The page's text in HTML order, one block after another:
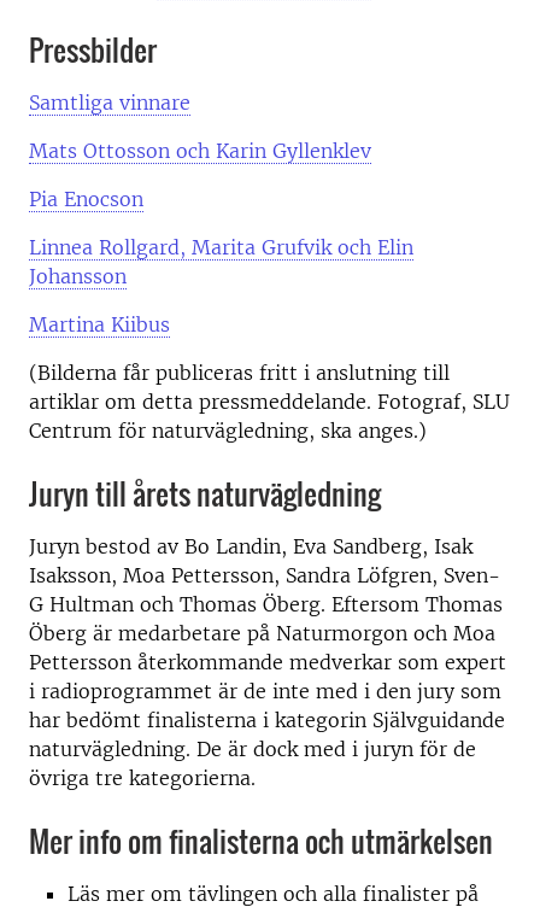
Pressbilder
Samtliga vinnare
Mats Ottosson och Karin Gyllenklev
Pia Enocson
Linnea Rollgard, Marita Grufvik och Elin
Johansson
Martina Kiibus
(Bilderna får publiceras fritt i anslutning till
artiklar om detta pressmeddelande. Fotograf, SLU
Centrum för naturvägledning, ska anges.)
Juryn till årets naturvägledning
Juryn bestod av Bo Landin, Eva Sandberg, Isak
Isaksson, Moa Pettersson, Sandra Löfgren, Sven-
G Hultman och Thomas Öberg. Eftersom Thomas
Öberg är medarbetare på Naturmorgon och Moa
Pettersson återkommande medverkar som expert
i radioprogrammet är de inte med i den jury som
har bedömt finalisterna i kategorin Självguidande
naturvägledning. De är dock med i juryn för de
övriga tre kategorierna.
Mer info om finalisterna och utmärkelsen
Läs mer om tävlingen och alla finalister på